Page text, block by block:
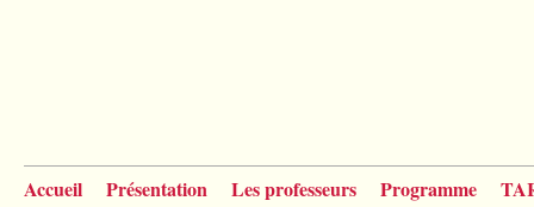
Accueil Présentation Les professeurs Programme